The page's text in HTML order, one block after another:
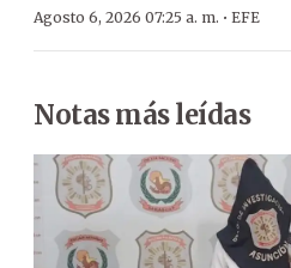
Agosto 6, 2026 07:25 a. m. · EFE
Notas más leídas